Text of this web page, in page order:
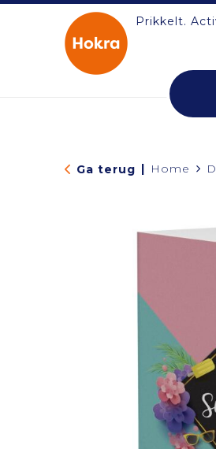
Prikkelt.
Ga terug | Home